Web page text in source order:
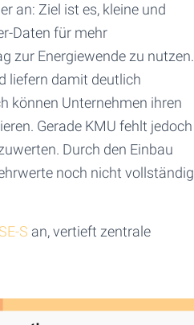
an: Ziel ist es, kleine und
Daten für mehr
zur Energiewende zu nutzen.
liefern damit deutlich
können Unternehmen ihren
Gerade KMU fehlt jedoch
Durch den Einbau
noch nicht vollständig
S an, vertieft zentrale